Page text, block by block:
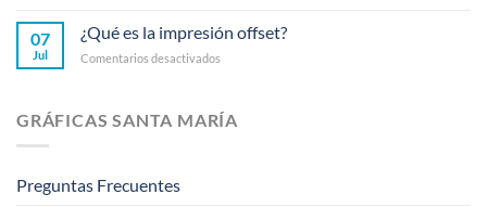
que
barreras
email
marketing,
consejos
07
Jul
¿Qué es la impresión offset?
Comentarios desactivados
la
impresión
GRÁFICAS SANTA MARÍA
Preguntas Frecuentes